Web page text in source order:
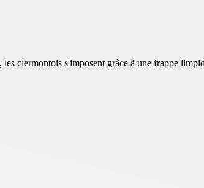
clermontois s'imposent grâce à une frappe